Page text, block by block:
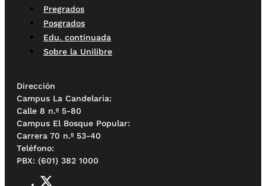
Pregrados
Posgrados
Edu. continuada
Sobre la Unilibre
Dirección
Campus La Candelaria:
Calle 8 n.º 5-80
Campus El Bosque Popular:
Carrera 70 n.º 53-40
Teléfono:
PBX: (601) 382 1000